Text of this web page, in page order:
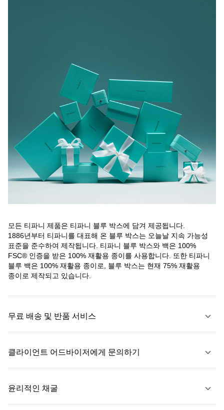
모든 티파니 제품은 티파니 블루 박스에 담겨 제공됩니다.
1886년부터 티파니를 대표해 온 블루 박스는 오늘날 지속 가능성
표준을 준수하여 제작됩니다. 티파니 블루 박스와 백은 100%
FSC® 인증을 받은 100% 재활용 종이를 사용합니다. 또한 티파니
블루 백은 100% 재활용 종이로, 블루 박스는 현재 75% 재활용
종이로 제작되고 있습니다.
무료 배송 및 반품 서비스
자세히 보기
클라이언트 어드바이저에게 문의하기
윤리적인 채굴